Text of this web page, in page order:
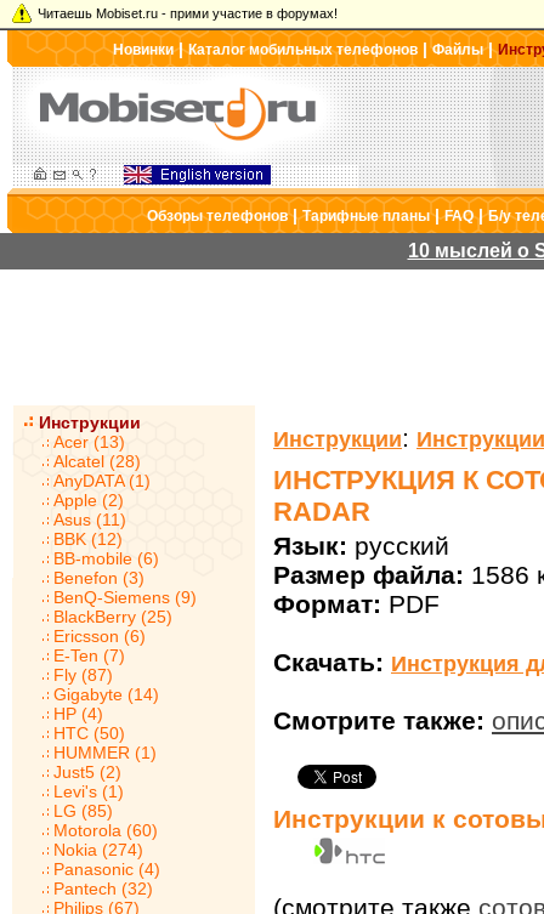
Читаешь Mobiset.ru - прими участие в форумах!
Новинки|Каталог мобильных телефонов |Файлы|
Обзоры телефонов|Тарифные планы|FAQ|Б/у
10 мыслей о
Инструкции
Acer (13)
Alcatel (28)
AnyDATA (1)
Apple (2)
Asus (11)
BBK (12)
BB-mobile (6)
Benefon (3)
BenQ-Siemens (9)
BlackBerry (25)
Ericsson (6)
E-Ten (7)
Fly (87)
Gigabyte (14)
HP (4)
HTC (50)
HUMMER (1)
Just5 (2)
Levi's (1)
LG (85)
Motorola (60)
Nokia (274)
Panasonic (4)
Pantech (32)
Philips (67)
Инструкции:
ИНСТРУКЦИЯ К
RADAR
Язык: русский
Размер файла: 1586
Формат: PDF
Скачать: Инструкция
Смотрите также:
Инструкции к
(смотрите также